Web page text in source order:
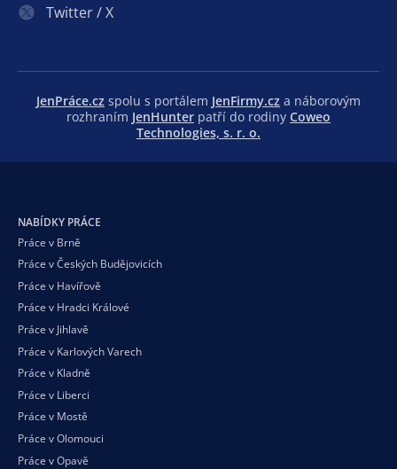
Twitter / X
JenPráce.cz spolu s portálem JenFirmy.cz a náborovým
rozhraním JenHunter patří do rodiny Coweo
Technologies, s. r. o.
NABÍDKY PRÁCE
Práce v Brně
Práce v Českých Budějovicích
Práce v Havířově
Práce v Hradci Králové
Práce v Jihlavě
Práce v Karlových Varech
Práce v Kladně
Práce v Liberci
Práce v Mostě
Práce v Olomouci
Práce v Opavě